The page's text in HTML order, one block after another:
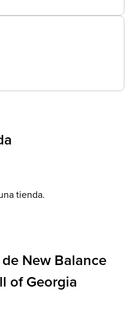
tienda.
New Balance
of Georgia